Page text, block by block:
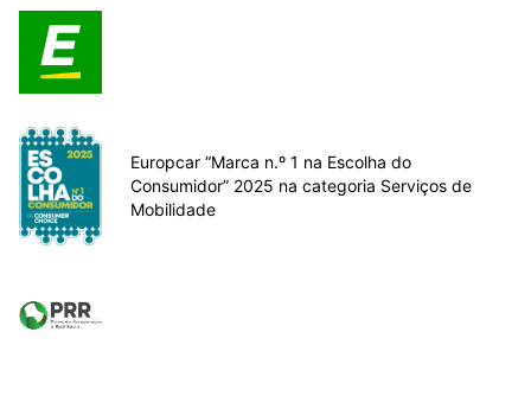
Europcar “Marca n.º 1 na Escolha do
Consumidor” 2025 na categoria Serviços de
Mobilidade